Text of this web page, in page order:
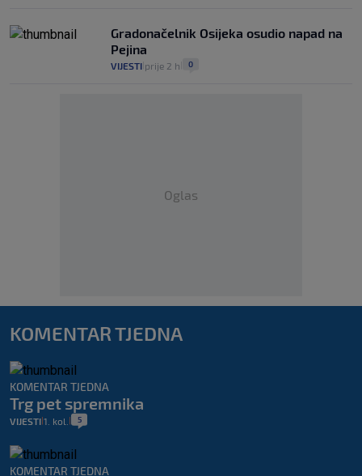
Gradonačelnik Osijeka osudio napad na
Pejina
VIJESTI prije 2 h 0
Oglas
KOMENTAR TJEDNA
KOMENTAR TJEDNA
Trg pet spremnika
VIJESTI 1. kol. 5
KOMENTAR TJEDNA